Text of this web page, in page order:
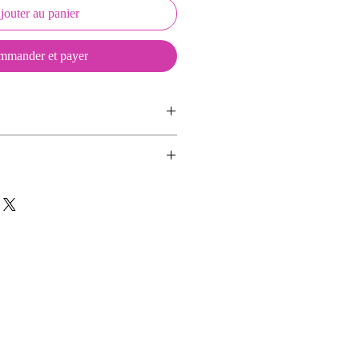
au panier
et payer
du frottement et de l'eau, et
d'une déco et de deux aimants.